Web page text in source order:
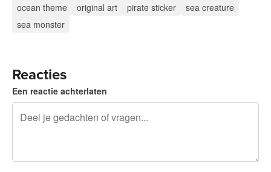
ocean theme
original art pirate sticker
sea creature
sea monster
Reacties
Een reactie achterlaten